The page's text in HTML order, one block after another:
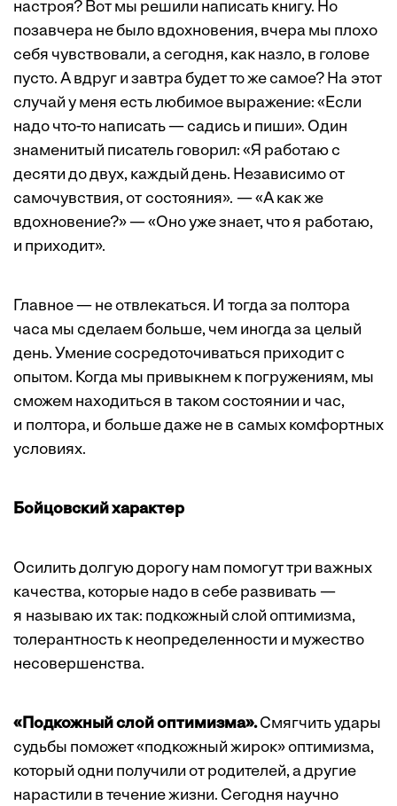
настроя? Вот мы решили написать книгу. Но
позавчера не было вдохновения, вчера мы плохо
себя чувствовали, а сегодня, как назло, в голове
пусто. А вдруг и завтра будет то же самое? На этот
случай у меня есть любимое выражение: «Если
надо что-то написать — садись и пиши». Один
знаменитый писатель говорил: «Я работаю с
десяти до двух, каждый день. Независимо от
самочувствия, от состояния». — «А как же
вдохновение?» — «Оно уже знает, что я работаю,
и приходит».
Главное — не отвлекаться. И тогда за полтора
часа мы сделаем больше, чем иногда за целый
день. Умение сосредоточиваться приходит с
опытом. Когда мы привыкнем к погружениям, мы
сможем находиться в таком состоянии и час,
и полтора, и больше даже не в самых комфортных
­условиях.
Бойцовский характер
Осилить долгую дорогу нам помогут три важных
качества, которые надо в себе развивать —
я называю их так: подкожный слой оптимизма,
толерантность к неопределенности и мужество
несовершенства.
«Подкожный слой оптимизма».Смягчить удары
судьбы поможет «подкожный жирок» оптимизма,
который одни получили от родителей, а другие
нарастили в течение жизни. Сегодня научно